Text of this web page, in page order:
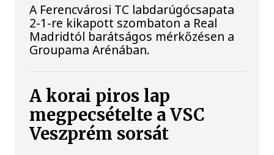
A Ferencvárosi TC labdarúgócsapata
2-1-re kikapott szombaton a Real
Madridtól barátságos mérkőzésen a
Groupama Arénában.
A korai piros lap
megpecsételte a VSC
Veszprém sorsát